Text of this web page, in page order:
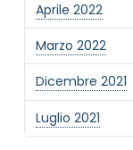
Aprile 2022
Marzo 2022
Dicembre 2021
Luglio 2021